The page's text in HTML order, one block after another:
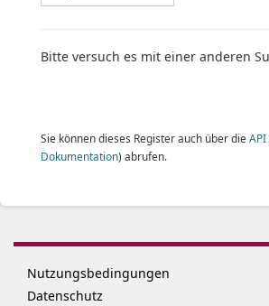
Bitte versuch es mit einer anderen
Sie können dieses Register auch über die API
Dokumentation) abrufen.
Nutzungsbedingungen
Datenschutz